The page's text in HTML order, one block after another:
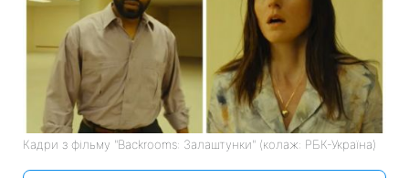
Кадри з фільму "Backrooms: Залаштунки" (колаж: РБК-Україна)